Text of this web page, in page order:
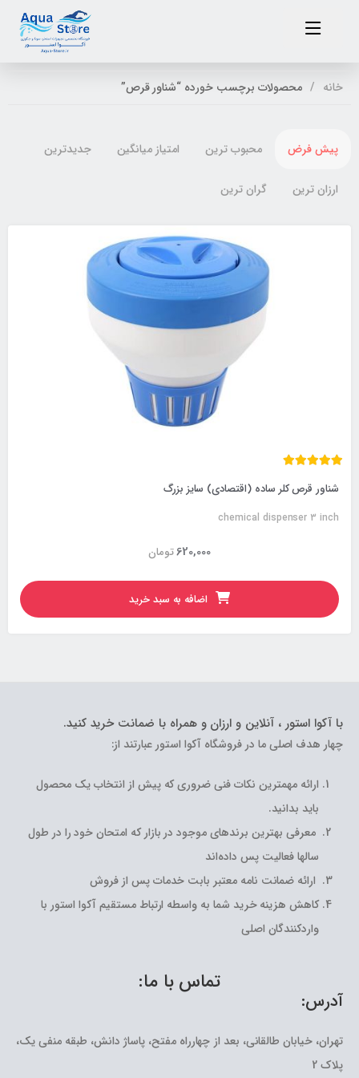
خانه محصولات برچسب خورده “شناور قرص”
پیش فرض محبوب ترین امتیاز میانگین جدیدترین
ارزان ترین گران ترین
شناور قرص کلر ساده (اقتصادی) سایز بزرگ
chemical dispenser 3 inch
تومان620,000
اضافه به سبد خرید
با آکوا استور ، آنلاین و ارزان و همراه با ضمانت خرید کنید.
چهار هدف اصلی ما در فروشگاه آکوا استور عبارتند از:
ارائه مهمترین نکات فنی ضروری که پیش از انتخاب یک محصول
باید بدانید.
معرفی بهترین برندهای موجود در بازار که امتحان خود را در طول
سالها فعالیت پس داده‌اند
ارائه ضمانت نامه معتبر بابت خدمات پس از فروش
کاهش هزینه خرید شما به واسطه ارتباط مستقیم آکوا استور با
واردکنندگان اصلی
تماس با ما:
آدرس:
تهران، خیابان طالقانی، بعد از چهارراه مفتح، پاساژ دانش، طبقه منفی یک،
پلاک 2